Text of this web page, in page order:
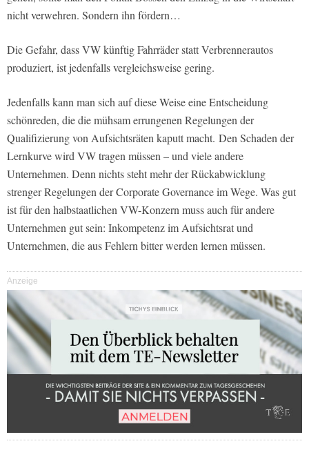
nicht verwehren. Sondern ihn fördern…
Die Gefahr, dass VW künftig Fahrräder statt Verbrennerautos
produziert, ist jedenfalls vergleichsweise gering.
Jedenfalls kann man sich auf diese Weise eine Entscheidung
schönreden, die die mühsam errungenen Regelungen der
Qualifizierung von Aufsichtsräten kaputt macht. Den Schaden der
Lernkurve wird VW tragen müssen – und viele andere
Unternehmen. Denn nichts steht mehr der Rückabwicklung
strenger Regelungen der Corporate Governance im Wege. Was gut
ist für den halbstaatlichen VW-Konzern muss auch für andere
Unternehmen gut sein: Inkompetenz im Aufsichtsrat und
Unternehmen, die aus Fehlern bitter werden lernen müssen.
Anzeige